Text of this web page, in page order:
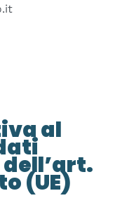
al
(UE)